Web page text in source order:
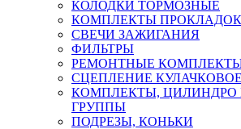
КОЛОДКИ ТОРМОЗНЫЕ
КОМПЛЕКТЫ ПРОКЛАДОК
СВЕЧИ ЗАЖИГАНИЯ
ФИЛЬТРЫ
РЕМОНТНЫЕ
СЦЕПЛЕНИЕ КУЛАЧКОВОЕ
КОМПЛЕКТЫ,
ГРУППЫ
ПОДРЕЗЫ, КОНЬКИ